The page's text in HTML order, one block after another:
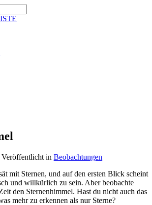
Veröffentlicht in Beobachtungen
mit Sternen, und auf den ersten Blick scheint
und willkürlich zu sein. Aber beobachte
den Sternenhimmel. Hast du nicht auch das
mehr zu erkennen als nur Sterne?